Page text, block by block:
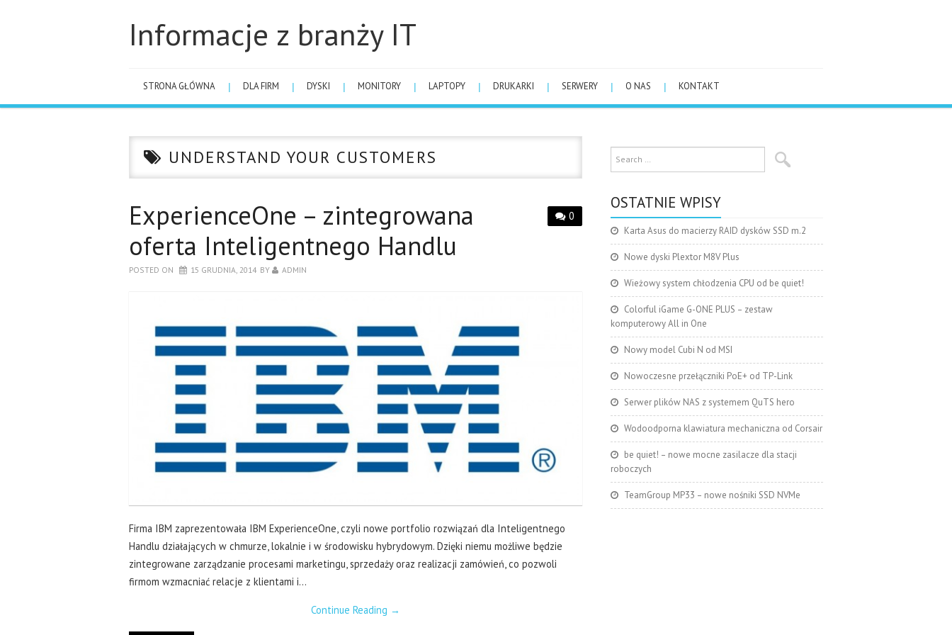
Informacje z branży IT
STRONA GŁÓWNA DLA FIRM DYSKI MONITORY LAPTOPY DRUKARKI SERWERY O NAS KONTAKT
UNDERSTAND YOUR CUSTOMERS
0
ExperienceOne – zintegrowana
oferta Inteligentnego Handlu
POSTED ON 15 GRUDNIA, 2014 BY ADMIN
Firma IBM zaprezentowała IBM ExperienceOne, czyli nowe portfolio rozwiązań dla Inteligentnego
Handlu działających w chmurze, lokalnie i w środowisku hybrydowym. Dzięki niemu możliwe będzie
zintegrowane zarządzanie procesami marketingu, sprzedaży oraz realizacji zamówień, co pozwoli
firmom wzmacniać relacje z klientami i…
Continue Reading →
OSTATNIE WPISY
Karta Asus do macierzy RAID dysków SSD m.2
Nowe dyski Plextor M8V Plus
Wieżowy system chłodzenia CPU od be quiet!
Colorful iGame G-ONE PLUS – zestaw
komputerowy All in One
Nowy model Cubi N od MSI
Nowoczesne przełączniki PoE+ od TP-Link
Serwer plików NAS z systemem QuTS hero
Wodoodporna klawiatura mechaniczna od Corsair
be quiet! – nowe mocne zasilacze dla stacji
roboczych
TeamGroup MP33 – nowe nośniki SSD NVMe